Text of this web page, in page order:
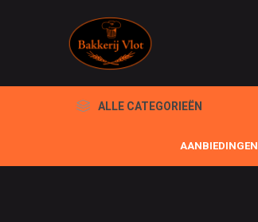
ALLE CATEGORIEËN
AANBIEDINGEN